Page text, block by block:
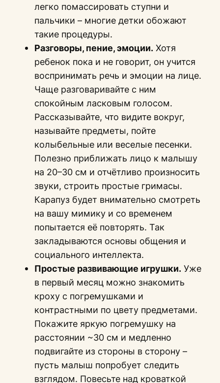
легко помассировать ступни и
пальчики – многие детки обожают
такие процедуры.
Разговоры, пение, эмоции. Хотя
ребенок пока и не говорит, он учится
воспринимать речь и эмоции на лице.
Чаще разговаривайте с ним
спокойным ласковым голосом.
Рассказывайте, что видите вокруг,
называйте предметы, пойте
колыбельные или веселые песенки.
Полезно приближать лицо к малышу
на 20–30 см и отчётливо произносить
звуки, строить простые гримасы.
Карапуз будет внимательно смотреть
на вашу мимику и со временем
попытается её повторять. Так
закладываются основы общения и
социального интеллекта.
Простые развивающие игрушки. Уже
в первый месяц можно знакомить
кроху с погремушками и
контрастными по цвету предметами.
Покажите яркую погремушку на
расстоянии ~30 см и медленно
подвигайте из стороны в сторону –
пусть малыш попробует следить
взглядом. Повесьте над кроваткой